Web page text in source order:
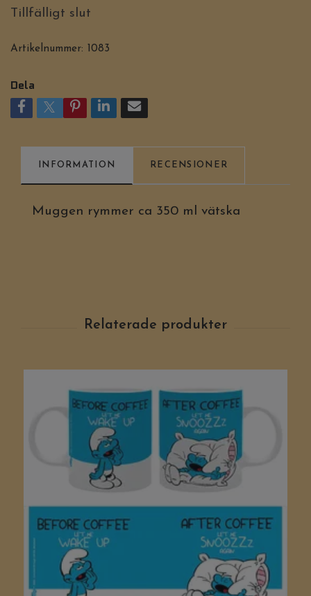
Tillfälligt slut
Artikelnummer: 1083
Dela
INFORMATION RECENSIONER
Muggen rymmer ca 350 ml vätska